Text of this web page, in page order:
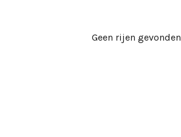
Geen rijen gevonden